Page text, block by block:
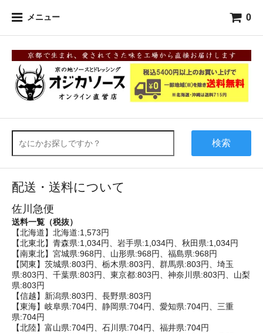
メニュー 0
検索
配送・送料について
佐川急便
送料一覧（税抜）
【北海道】北海道:1,573円
【北東北】青森県:1,034円、岩手県:1,034円、秋田県:1,034円
【南東北】宮城県:968円、山形県:968円、福島県:968円
【関東】茨城県:803円、栃木県:803円、群馬県:803円、埼玉
県:803円、千葉県:803円、東京都:803円、神奈川県:803円、山梨
県:803円
【信越】新潟県:803円、長野県:803円
【東海】岐阜県:704円、静岡県:704円、愛知県:704円、三重
県:704円
【北陸】富山県:704円、石川県:704円、福井県:704円